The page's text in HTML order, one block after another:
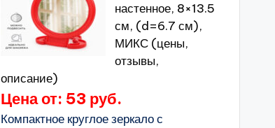
настенное, 8×13.5
см, (d=6.7 см),
МИКС (цены,
отзывы,
описание)
Цена от: 53 руб.
Компактное круглое зеркало с